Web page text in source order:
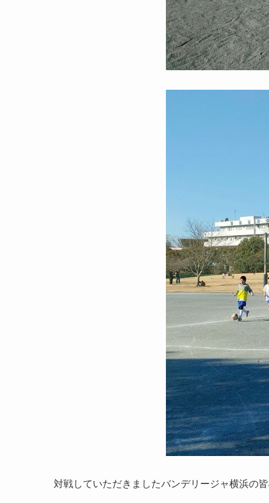
対戦していただきましたバンデリージャ横浜の